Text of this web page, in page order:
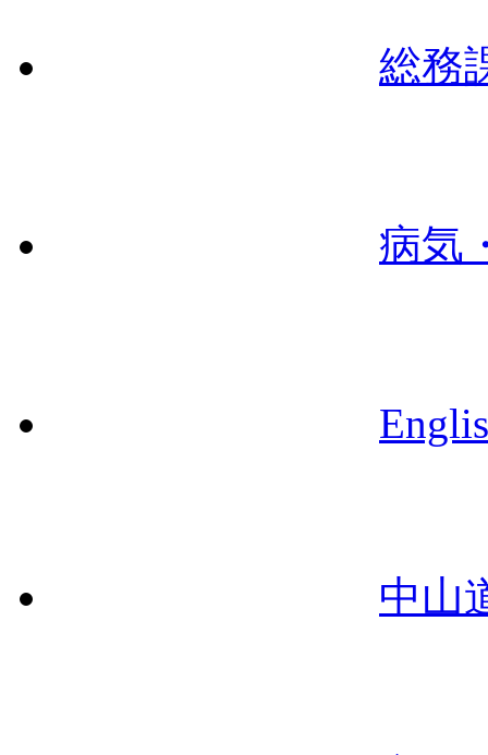
総務
病気
中山